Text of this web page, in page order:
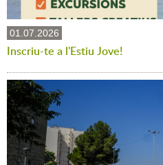
01.07.2026
Inscriu-te a l'Estiu Jove!